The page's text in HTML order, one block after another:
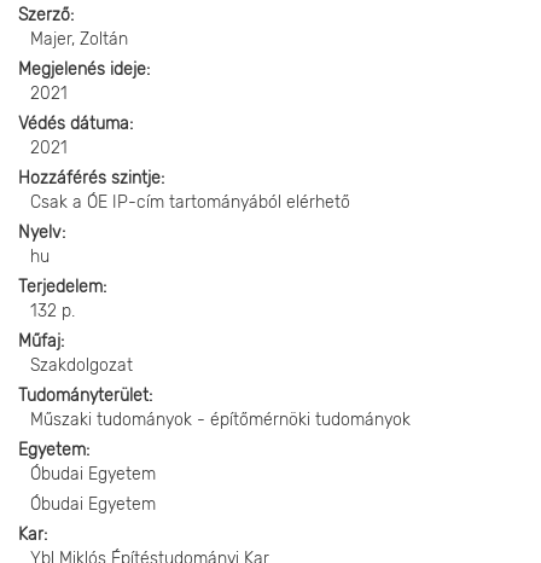
Szerző
Majer, Zoltán
Megjelenés ideje
2021
Védés dátuma
2021
Hozzáférés szintje
Csak a ÓE IP-cím tartományából elérhető
Nyelv
hu
Terjedelem
132 p.
Műfaj
Szakdolgozat
Tudományterület
Műszaki tudományok - építőmérnöki tudományok
Egyetem
Óbudai Egyetem
Óbudai Egyetem
Kar
Ybl Miklós Építéstudományi Kar